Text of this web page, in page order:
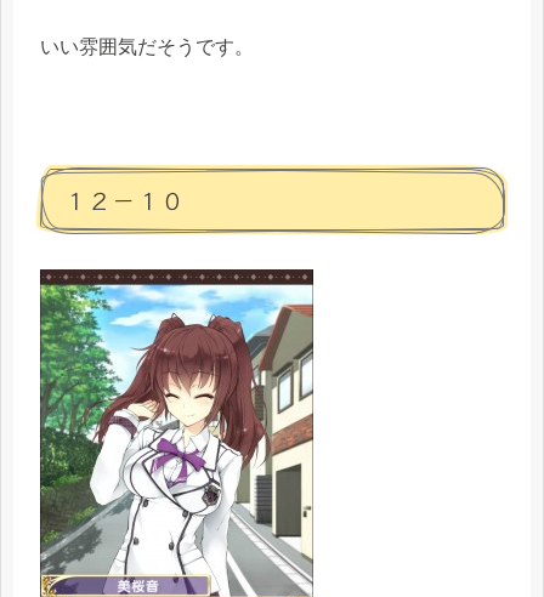
いい雰囲気だそうです。
１２－１０